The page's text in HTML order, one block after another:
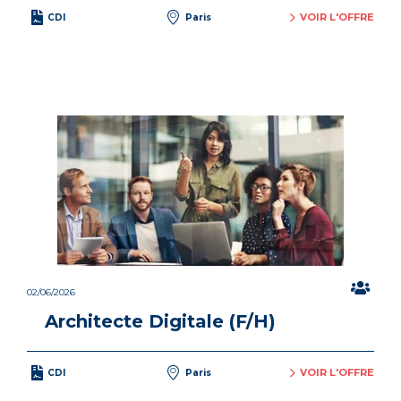
CDI Paris VOIR L'OFFRE
02/06/2026
Architecte Digitale (F/H)
CDI Paris VOIR L'OFFRE